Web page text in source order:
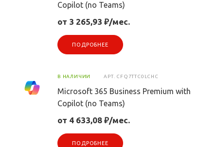
Copilot (no Teams)
от 3 265,93 ₽/мес.
ПОДРОБНЕЕ
В НАЛИЧИИ АРТ. CFQ7TTC0LCHC
Microsoft 365 Business Premium with
Copilot (no Teams)
от 4 633,08 ₽/мес.
ПОДРОБНЕЕ